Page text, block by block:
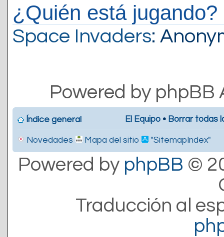
¿Quién está jugando?
Space Invaders:
Powered by
Índice general El Equipo • Borrar todas
Novedades Mapa del sitio "SitemapIndex"
Powered by phpBB ©
Traducción al